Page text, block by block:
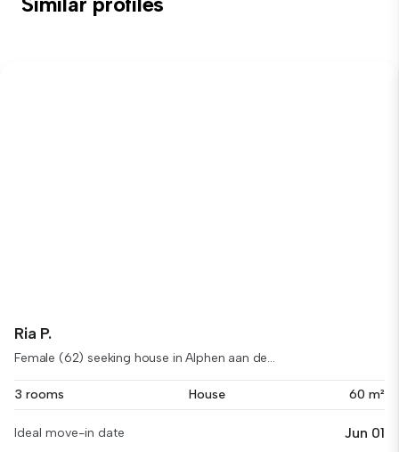
Ria P.
Female (62) seeking house in Alphen aan de...
3 rooms House 60 m²
Ideal move-in date Jun 01